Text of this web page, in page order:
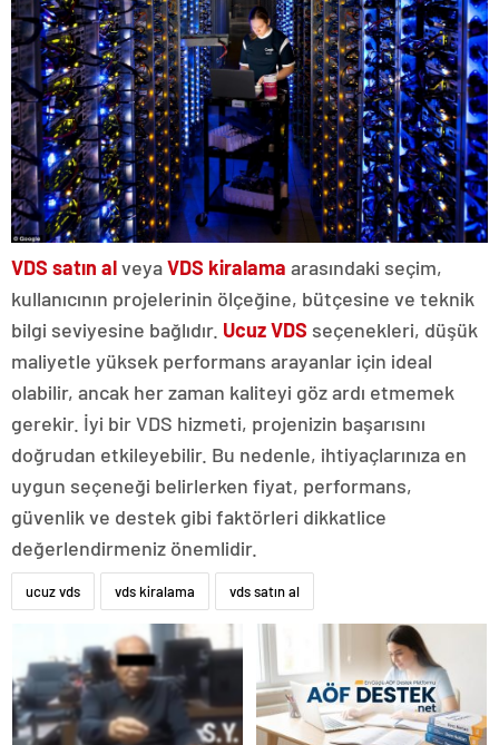
VDS satın alveyaVDS kiralama arasındaki seçim,
kullanıcının projelerinin ölçeğine, bütçesine ve teknik
bilgi seviyesine bağlıdır. Ucuz VDS seçenekleri, düşük
maliyetle yüksek performans arayanlar için ideal
olabilir, ancak her zaman kaliteyi göz ardı etmemek
gerekir. İyi bir VDS hizmeti, projenizin başarısını
doğrudan etkileyebilir. Bu nedenle, ihtiyaçlarınıza en
uygun seçeneği belirlerken fiyat, performans,
güvenlik ve destek gibi faktörleri dikkatlice
değerlendirmeniz önemlidir.
ucuz vds vds kiralama vds satın al